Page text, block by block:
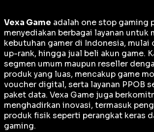
Vexa Game adalah one stop gaming
menyediakan berbagai layanan untuk
kebutuhan gamer di Indonesia, mulai
up-rank, hingga jual beli akun game.
segmen umum maupun reseller
produk yang luas, mencakup game
voucher digital, serta layanan PPOB
paket data. Vexa Game juga
menghadirkan inovasi, termasuk
produk fisik seperti perangkat keras
gaming.